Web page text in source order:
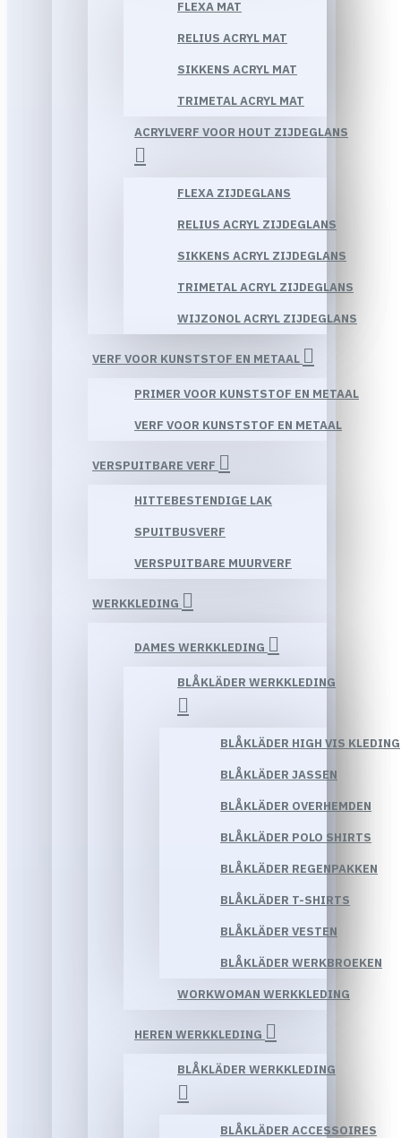
FLEXA MAT
RELIUS ACRYL MAT
SIKKENS ACRYL MAT
TRIMETAL ACRYL MAT
ACRYLVERF VOOR HOUT ZIJDEGLANS
FLEXA ZIJDEGLANS
RELIUS ACRYL ZIJDEGLANS
SIKKENS ACRYL ZIJDEGLANS
TRIMETAL ACRYL ZIJDEGLANS
WIJZONOL ACRYL ZIJDEGLANS
VERF VOOR KUNSTSTOF EN METAAL
PRIMER VOOR KUNSTSTOF EN METAAL
VERF VOOR KUNSTSTOF EN METAAL
VERSPUITBARE VERF
HITTEBESTENDIGE LAK
SPUITBUSVERF
VERSPUITBARE MUURVERF
WERKKLEDING
DAMES WERKKLEDING
BLÅKLÄDER WERKKLEDING
BLÅKLÄDER HIGH VIS KLEDING
BLÅKLÄDER JASSEN
BLÅKLÄDER OVERHEMDEN
BLÅKLÄDER POLO SHIRTS
BLÅKLÄDER REGENPAKKEN
BLÅKLÄDER T-SHIRTS
BLÅKLÄDER VESTEN
BLÅKLÄDER WERKBROEKEN
WORKWOMAN WERKKLEDING
HEREN WERKKLEDING
BLÅKLÄDER WERKKLEDING
BLÅKLÄDER ACCESSOIRES